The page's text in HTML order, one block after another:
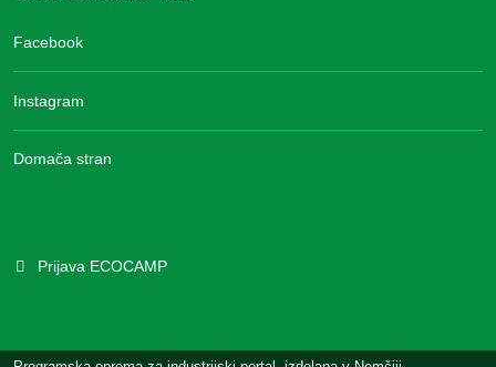
Facebook
Instagram
Domača stran
Prijava ECOCAMP